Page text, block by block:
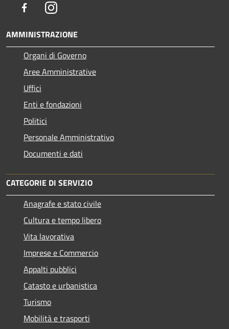
FacebookInstagram
AMMINISTRAZIONE
Organi di Governo
Aree Amministrative
Uffici
Enti e fondazioni
Politici
Personale Amministrativo
Documenti e dati
CATEGORIE DI SERVIZIO
Anagrafe e stato civile
Cultura e tempo libero
Vita lavorativa
Imprese e Commercio
Appalti pubblici
Catasto e urbanistica
Turismo
Mobilità e trasporti